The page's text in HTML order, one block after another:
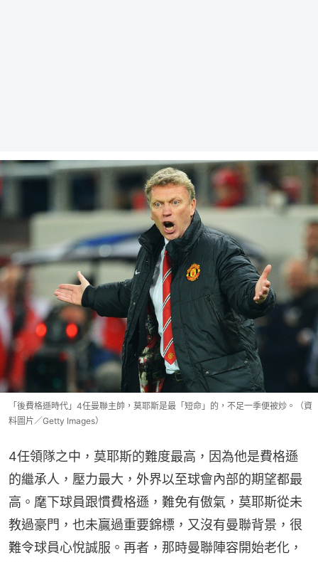
「後費格遜時代」4任曼聯主帥，莫耶斯是最「短命」的，不足一季便被炒。（資
料圖片／Getty Images）
4任領隊之中，莫耶斯的難度最高，因為他是費格遜
的繼承人，壓力最大，外界以至球會內部的期望都最
高。麾下球員跟慣費格遜，難免有傲氣，莫耶斯從未
教過豪門，也未贏過重要錦標，又沒有曼聯背景，很
難令球員心悅誠服。再者，那時曼聯陣容開始老化，